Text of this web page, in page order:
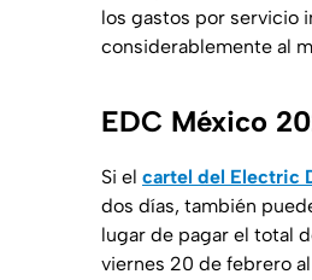
los gastos por servicio
considerablemente al
EDC México
Si el cartel del Electric
dos días, también
lugar de pagar el total
viernes 20 de febrero